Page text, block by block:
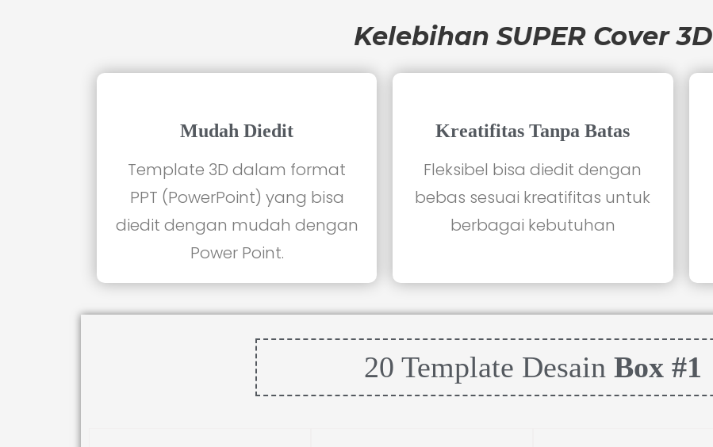
Kelebihan SUPER Cover 3D
Mudah Diedit
Template 3D dalam format
PPT (PowerPoint) yang bisa
diedit dengan mudah dengan
Power Point.
Kreatifitas Tanpa Batas
Fleksibel bisa diedit dengan
bebas sesuai kreatifitas untuk
berbagai kebutuhan
20 Template Desain Box #1